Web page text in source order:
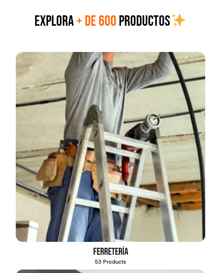
EXPLORA+ DE 600 PRODUCTOS
Ferretería
53 Products
Juego Modular 03
QplayGround
$5.987.128
3.790.990
Agregar al carrito
Pasto sintético ornamental
Importado USA: Crown
densidad 35mm Rollo
4,57*30,48mts
Leer más
30%